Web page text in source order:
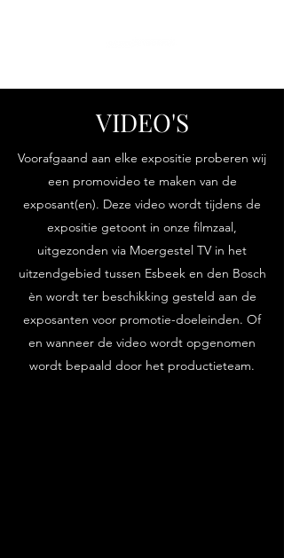
VIDEO'S
Voorafgaand aan elke expositie proberen wij
een promovideo te maken van de
exposant(en). Deze video wordt tijdens de
expositie getoont in onze filmzaal,
uitgezonden via Moergestel TV in het
uitzendgebied tussen Esbeek en den Bosch
èn wordt ter beschikking gesteld aan de
exposanten voor promotie-doeleinden. Of
en wanneer de video wordt opgenomen
wordt bepaald door het productieteam.